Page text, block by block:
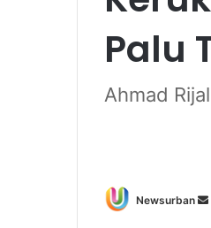
Palu
Ahmad
Newsurban